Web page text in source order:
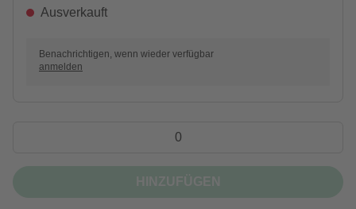
Ausverkauft
Benachrichtigen, wenn wieder verfügbar
anmelden